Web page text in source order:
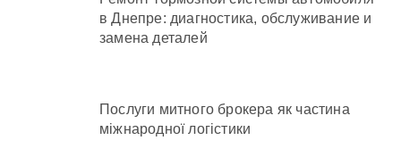
в Днепре: диагностика, обслуживание и
замена деталей
Послуги митного брокера як частина
міжнародної логістики